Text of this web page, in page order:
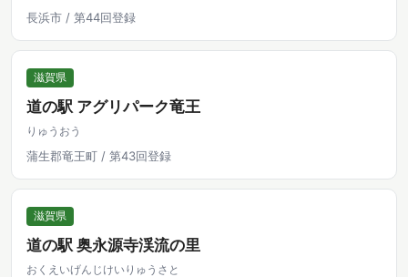
長浜市 / 第44回登録
滋賀県
道の駅 アグリパーク竜王
りゅうおう
蒲生郡竜王町 / 第43回登録
滋賀県
道の駅 奥永源寺渓流の里
おくえいげんじけいりゅうさと